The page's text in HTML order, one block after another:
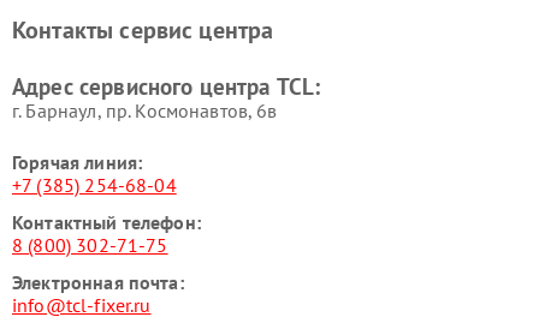
Контакты сервис центра
Адрес сервисного центра TCL:
г. Барнаул, ​пр. Космонавтов, 6в
Горячая линия:
+7 (385) 254-68-04
Контактный телефон:
8 (800) 302-71-75
Электронная почта:
info@tcl-fixer.ru